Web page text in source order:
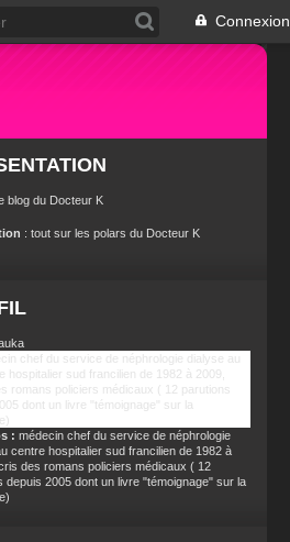
Connexion
blog du Docteur K
: tout sur les polars du Docteur K
: médecin chef du service de néphrologie
centre hospitalier sud francilien de 1982 à
des romans policiers médicaux ( 12
depuis 2005 dont un livre "témoignage" sur la